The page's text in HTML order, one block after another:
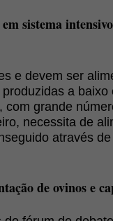
sistema
e devem ser
a
com grande
necessita de
através
de ovinos e